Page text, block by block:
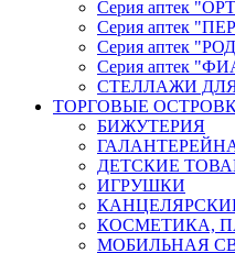
Серия аптек
Серия аптек
Серия аптек
Серия аптек
СТЕЛЛАЖИ
ТОРГОВЫЕ
БИЖУТЕРИЯ
ДЕТСКИЕ
ИГРУШКИ
КОСМЕТИКА,
МОБИЛЬНАЯ